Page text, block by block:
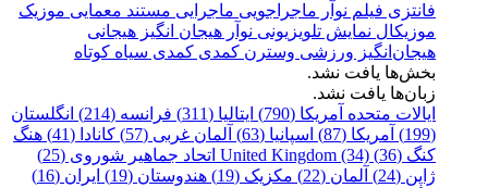
فانتزی فیلم نوآر ماجراجویی ماجرایی مستند معمایی موزیک
موزیکال نمایش تلویزیونی نوآر هیجان انگیز هیجانی
هیجان‌انگیز ورزشی وسترن کمدی کمدی سیاه کوتاه
بخش‌ها یافت نشد.
زبان‌ها یافت نشد.
ایالات متحده آمریکا (790)
ایتالیا (311) فرانسه (214)
انگلستان
(199)
آمریکا (87) اسپانیا (63) آلمان غربی (57) کانادا (41)
هنگ
کنگ (36)
United Kingdom (34) اتحاد جماهیر شوروی (25)
ژاپن (24)
آلمان (22) مکزیک (19) هندوستان (19)
ایران (16)